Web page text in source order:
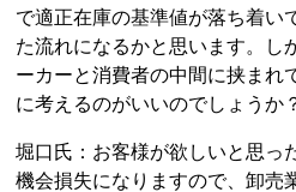
で適正在庫の基準値が落ち着い
た流れになるかと思います。し
ーカーと消費者の中間に挟まれ
に考えるのがいいのでしょうか
堀口氏：お客様が欲しいと思っ
機会損失になりますので、卸売